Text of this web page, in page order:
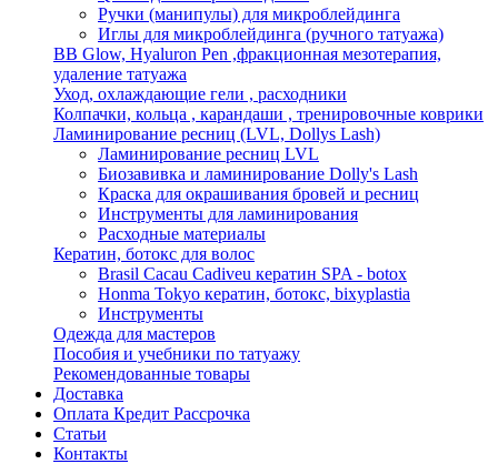
Ручки (манипулы) для микроблейдинга
Иглы для микроблейдинга (ручного татуажа)
BB Glow, Hyaluron Pen ,фракционная мезотерапия,
удаление татуажа
Уход, охлаждающие гели , расходники
Колпачки, кольца , карандаши , тренировочные коврики
Ламинирование ресниц (LVL, Dollys Lash)
Ламинирование ресниц LVL
Биозавивка и ламинирование Dolly's Lash
Краска для окрашивания бровей и ресниц
Инструменты для ламинирования
Расходные материалы
Кератин, ботокс для волос
Brasil Cacau Cadiveu кератин SPA - botox
Honma Tokyo кератин, ботокс, bixyplastia
Инструменты
Одежда для мастеров
Пособия и учебники по татуажу
Рекомендованные товары
Доставка
Оплата Кредит Рассрочка
Статьи
Контакты